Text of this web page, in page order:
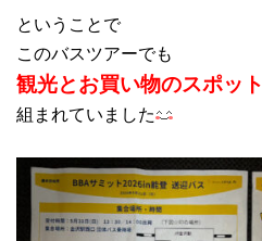
ということで
このバスツアーでも
観光とお買い物のスポット
組まれていました